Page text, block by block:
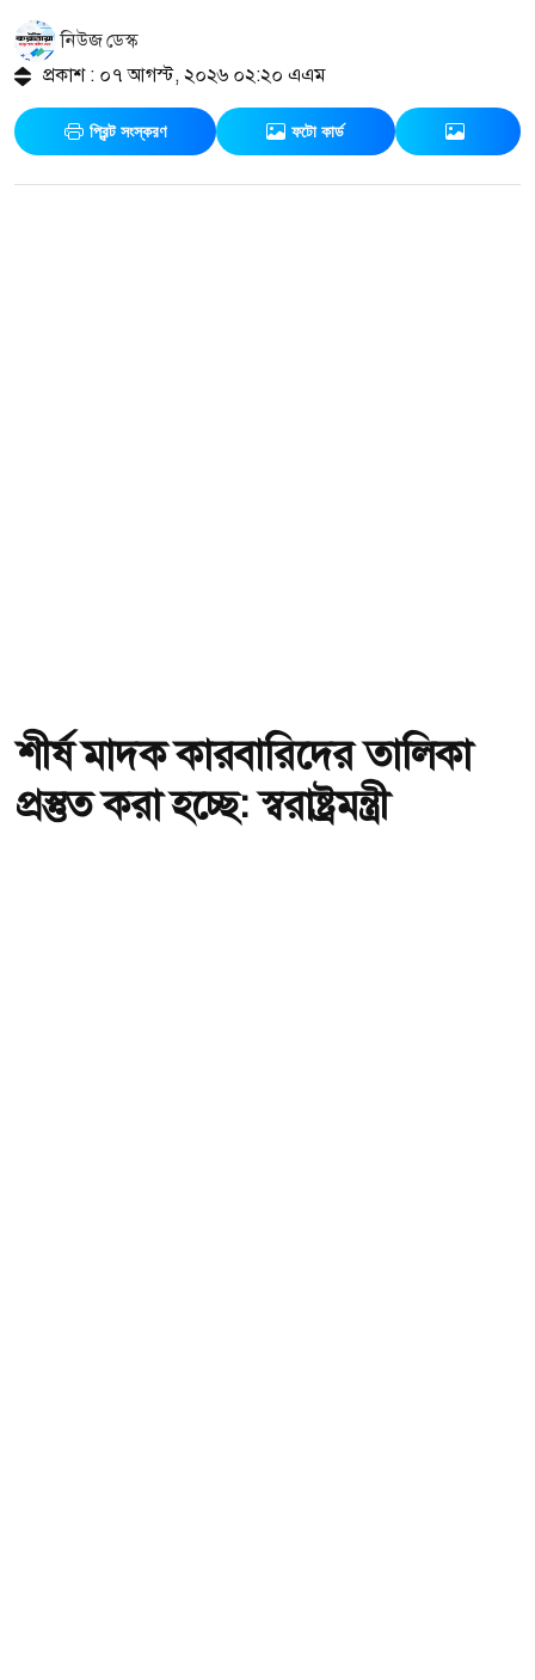
নিউজ ডেস্ক
প্রকাশ : ০৭ আগস্ট, ২০২৬ ০২:২০ এএম
প্রিন্ট সংস্করণ ফটো কার্ড
শীর্ষ মাদক কারবারিদের তালিকা
প্রস্তুত করা হচ্ছে: স্বরাষ্ট্রমন্ত্রী